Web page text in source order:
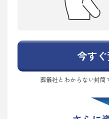
今す
葬儀社とわからない封筒